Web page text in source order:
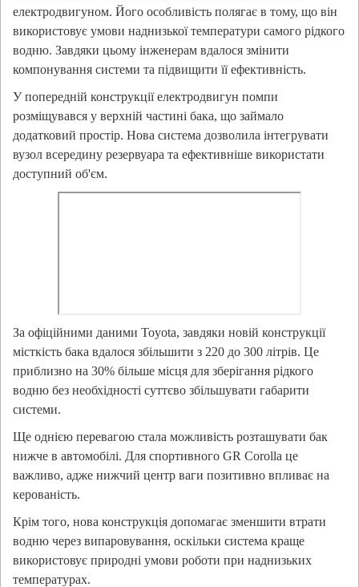
електродвигуном. Його особливість полягає в тому, що він
використовує умови наднизької температури самого рідкого
водню. Завдяки цьому інженерам вдалося змінити
компонування системи та підвищити її ефективність.
У попередній конструкції електродвигун помпи
розміщувався у верхній частині бака, що займало
додатковий простір. Нова система дозволила інтегрувати
вузол всередину резервуара та ефективніше використати
доступний об'єм.
За офіційними даними Toyota, завдяки новій конструкції
місткість бака вдалося збільшити з 220 до 300 літрів. Це
приблизно на 30% більше місця для зберігання рідкого
водню без необхідності суттєво збільшувати габарити
системи.
Ще однією перевагою стала можливість розташувати бак
нижче в автомобілі. Для спортивного GR Corolla це
важливо, адже нижчий центр ваги позитивно впливає на
керованість.
Крім того, нова конструкція допомагає зменшити втрати
водню через випаровування, оскільки система краще
використовує природні умови роботи при наднизьких
температурах.